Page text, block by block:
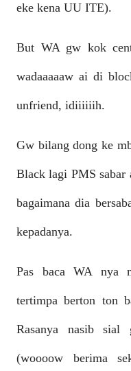
eke kena UU ITE).
But WA gw kok
wadaaaaaw ai di
unfriend, idiiiiiih.
Gw bilang dong ke
Black lagi PMS
bagaimana dia
kepadanya.
Pas baca WA nya
tertimpa berton ton
Rasanya nasib
(woooow berima